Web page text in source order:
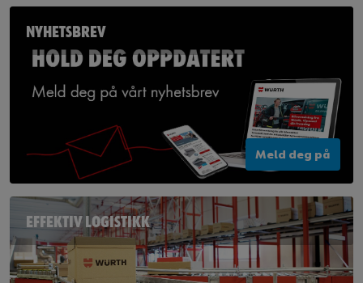
Meld deg på
NYHETSBREV
EFFEKTIV LOGISTIKK